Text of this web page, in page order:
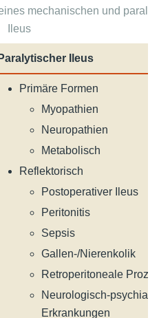
mechanischen und
Ileus
Paralytischer Ileus
Primäre Formen
Myopathien
Neuropathien
Metabolisch
Reflektorisch
Postoperativer Ileus
Peritonitis
Sepsis
Gallen-/Nierenkolik
Retroperitoneale
Neurologisch-
Erkrankungen